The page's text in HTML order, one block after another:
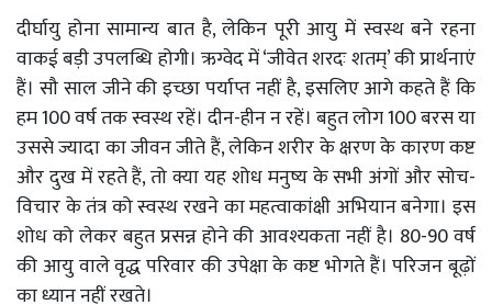
दीर्घायु होना सामान्य बात है, लेकिन पूरी आयु में स्वस्थ बने रहना
वाकई बड़ी उपलब्धि होगी। ऋग्वेद में ‘जीवेत शरदः शतम्’ की प्रार्थनाएं
हैं। सौ साल जीने की इच्छा पर्याप्त नहीं है, इसलिए आगे कहते हैं कि
हम 100 वर्ष तक स्वस्थ रहें। दीन-हीन न रहें। बहुत लोग 100 बरस या
उससे ज्यादा का जीवन जीते हैं, लेकिन शरीर के क्षरण के कारण कष्ट
और दुख में रहते हैं, तो क्या यह शोध मनुष्य के सभी अंगों और सोच-
विचार के तंत्र को स्वस्थ रखने का महत्वाकांक्षी अभियान बनेगा। इस
शोध को लेकर बहुत प्रसन्न होने की आवश्यकता नहीं है। 80-90 वर्ष
की आयु वाले वृद्ध परिवार की उपेक्षा के कष्ट भोगते हैं। परिजन बूढ़ों
का ध्यान नहीं रखते।